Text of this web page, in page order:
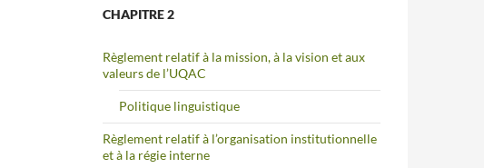
CHAPITRE 2
Règlement relatif à la mission, à la vision et aux
valeurs de l’UQAC
Politique linguistique
Règlement relatif à l’organisation institutionnelle
et à la régie interne